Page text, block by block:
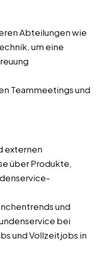
Abteilungen wie
um eine
Teammeetings und
externen
über Produkte,
und
bei
und Vollzeitjobs in